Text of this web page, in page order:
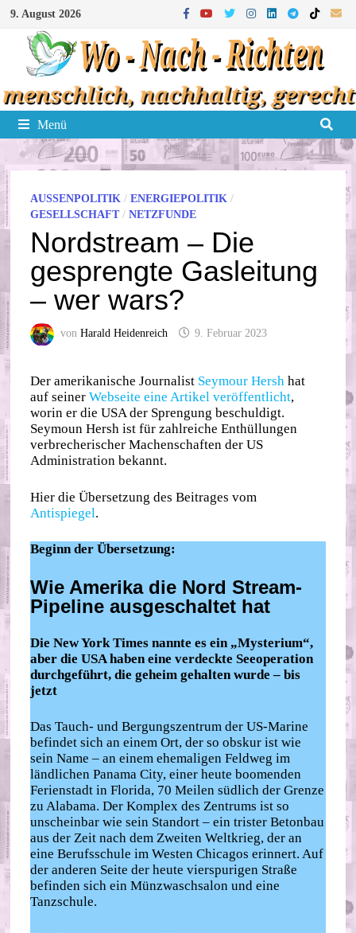
Zum
Inhalt
springen
9. August 2026
Menü
AUSSENPOLITIK /ENERGIEPOLITIK /
GESELLSCHAFT/NETZFUNDE
Nordstream – Die
gesprengte Gasleitung
– wer wars?
vonHarald Heidenreich 9. Februar 2023
Der amerikanische Journalist Seymour Hersh hat
auf seinerWebseite eine Artikel veröffentlicht,
worin er die USA der Sprengung beschuldigt.
Seymoun Hersh ist für zahlreiche Enthüllungen
verbrecherischer Machenschaften der US
Administration bekannt.
Hier die Übersetzung des Beitrages vom
Antispiegel.
Beginn der Übersetzung:
Wie Amerika die Nord Stream-
Pipeline ausgeschaltet hat
Die New York Times nannte es ein „Mysterium“,
aber die USA haben eine verdeckte Seeoperation
durchgeführt, die geheim gehalten wurde – bis
jetzt
Das Tauch- und Bergungszentrum der US-Marine
befindet sich an einem Ort, der so obskur ist wie
sein Name – an einem ehemaligen Feldweg im
ländlichen Panama City, einer heute boomenden
Ferienstadt in Florida, 70 Meilen südlich der Grenze
zu Alabama. Der Komplex des Zentrums ist so
unscheinbar wie sein Standort – ein trister Betonbau
aus der Zeit nach dem Zweiten Weltkrieg, der an
eine Berufsschule im Westen Chicagos erinnert. Auf
der anderen Seite der heute vierspurigen Straße
befinden sich ein Münzwaschsalon und eine
Tanzschule.